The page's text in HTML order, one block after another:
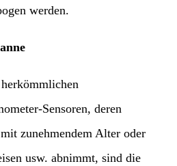
werden.
Sensoren, deren
zunehmendem Alter oder
usw. abnimmt, sind die